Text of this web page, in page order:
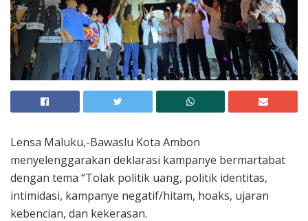
Lensa Maluku,-Bawaslu Kota Ambon
menyelenggarakan deklarasi kampanye bermartabat
dengan tema “Tolak politik uang, politik identitas,
intimidasi, kampanye negatif/hitam, hoaks, ujaran
kebencian, dan kekerasan.